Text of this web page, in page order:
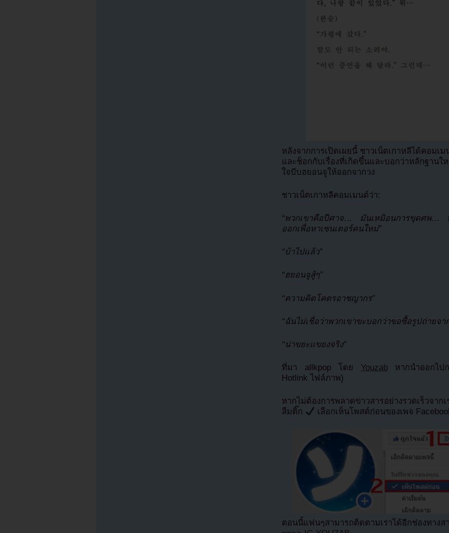
หลังจากการเปิดเผยนี้ ชาวเน็ตเกาหลีได้คอม
และช็อกกับเรื่องที่เกิดขึ้นและบอกว่าหลักฐาน
ใจบีบฮยอนจูให้ออกจากวง
ชาวเน็ตเกาหลีคอมเมนต์ว่า:
“พวกเขาคือปีศาจ… มันเหมิอนการขุดศพ… พ
ออกเพื่อหาเซนเตอร์คนใหม่”
“บ้าไปแล้ว”
“ฮยอนจูสู้ๆ”
“ความคิดโคตรอาชญากร”
“ฉันไม่เชื่อว่าพวกเขาขะบอกว่าขอซื้อรูปถ่ายจา
“น่าขยะแขยงจริง”
ที่มา allkpop โดย Youzabหากนำออกไป
Hotlink ไฟล์ภาพ)
หากไม่ต้องการพลาดข่าวสารอย่างรวดเร็วจ
ลืมติ๊ก
เลือกเห็นโพสต์ก่อนของเพจ
ตอนนี้แฟนๆสามารถติดตามเราได้อีกช่องทา